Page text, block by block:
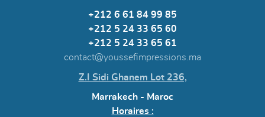
+212 6 61 84 99 85
+212 5 24 33 65 60
+212 5 24 33 65 61
contact@youssefimpressions.ma
Z.I Sidi Ghanem Lot 236,
Marrakech - Maroc
Horaires :